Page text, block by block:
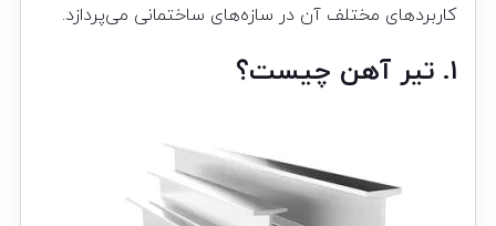
کاربردهای مختلف آن در سازه‌های ساختمانی می‌پردازد.
۱. تیر آهن چیست؟